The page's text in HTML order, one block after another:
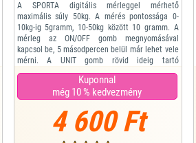
A SPORTA digitális mérleggel mérhető
maximális súly 50kg. A mérés pontossága 0-
10kg-ig 5gramm, 10-50kg között 10 gramm. A
mérleg az ON/OFF gomb megnyomásával
kapcsol be, 5 másodpercen belül már lehet vele
mérni. A UNIT gomb rövid ideig tartó
lenyomásával választható ki a mérés egysége
(kg, lb,JIN,oz) amit a kijelző alján látható. A
mérés egységét a súly felakasztása után is
Kuponnal
még 10 % kedvezmény
4 600 Ft